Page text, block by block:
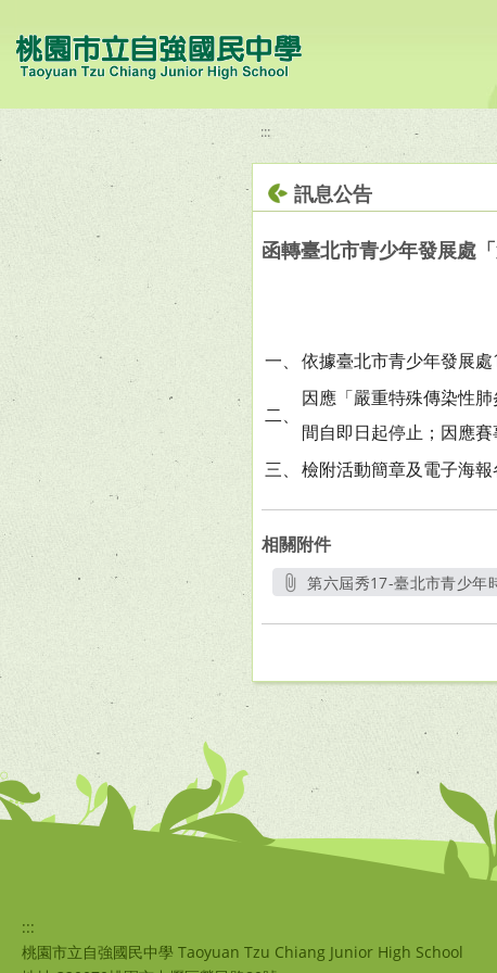
:::
訊息公告
函轉臺北市青少年發展處
一、 依據臺北市青少年發展
二、
因應「嚴重特殊傳染性
間自即日起停止；因應
三、 檢附活動簡章及電子海
相關附件
第六屆秀17-臺北市青少年
:::
桃園市立自強國民中學 Taoyuan Tzu Chiang Junior High School